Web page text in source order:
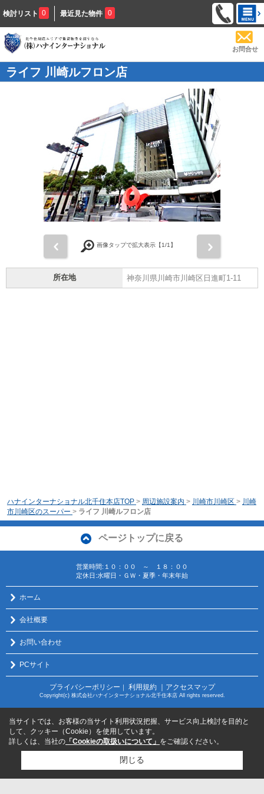
検討リスト 0 最近見た物件 0
お問合せ
ライフ 川崎ルフロン店
画像タップで拡大表示【1/1】
所在地 神奈川県川崎市川崎区日進町1-11
ハナインターナショナル北千住本店TOP > 周辺施設案内 > 川崎市川崎区 > 川崎
市川崎区のスーパー > ライフ 川崎ルフロン店
ページトップに戻る
営業時間:１０：００ ～ １８：００
定休日:水曜日・ＧＷ・夏季・年末年始
ホーム
会社概要
お問い合わせ
PCサイト
プライバシーポリシー ｜ 利用規約 ｜アクセスマップ
Copyright(c) 株式会社ハナインターナショナル北千住本店 All rights reserved.
当サイトでは、お客様の当サイト利用状況把握、サービス向上検討を目的と
して、クッキー（Cookie）を使用しています。
詳しくは、当社の 「Cookieの取扱いについて」 をご確認ください。
閉じる